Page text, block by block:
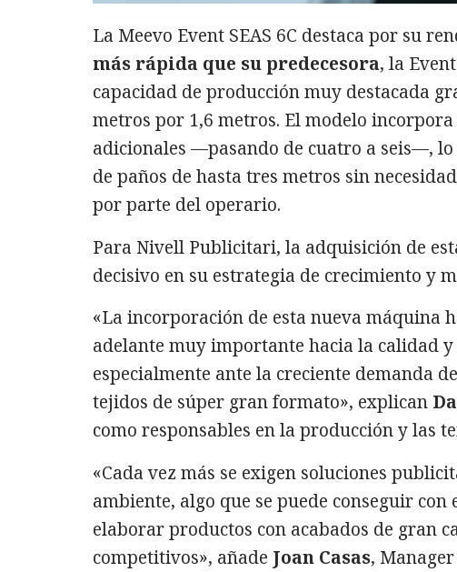
La Meevo Event SEAS 6C destaca por su
más rápida que su predecesora, la
capacidad de producción muy destacada
metros por 1,6 metros. El modelo
adicionales —pasando de cuatro a seis—,
de paños de hasta tres metros sin
por parte del operario.
Para Nivell Publicitari, la adquisición de
decisivo en su estrategia de crecimiento y
«La incorporación de esta nueva máquina
adelante muy importante hacia la calidad
especialmente ante la creciente demanda
tejidos de súper gran formato», explican
como responsables en la producción y las
«Cada vez más se exigen soluciones
ambiente, algo que se puede conseguir con
elaborar productos con acabados de gran
competitivos», añade Joan Casas,